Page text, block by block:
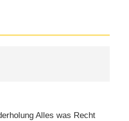
Alles was Recht